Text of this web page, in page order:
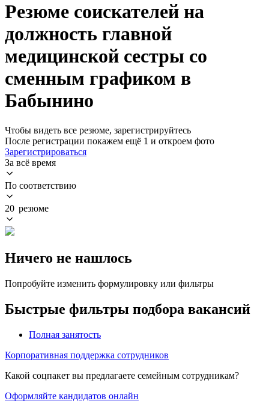
Резюме соискателей на
должность главной
медицинской сестры со
сменным графиком в
Бабынино
Чтобы видеть все резюме, зарегистрируйтесь
После регистрации покажем ещё 1 и откроем фото
Зарегистрироваться
За всё время
По соответствию
20 резюме
Ничего не нашлось
Попробуйте изменить формулировку или фильтры
Быстрые фильтры подбора вакансий
Полная занятость
Корпоративная поддержка сотрудников
Какой соцпакет вы предлагаете семейным сотрудникам?
Оформляйте кандидатов онлайн